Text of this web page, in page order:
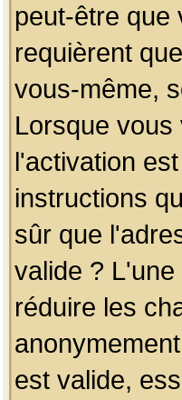
peut-être que
requièrent
vous-même,
Lorsque
l'activation
instructions
sûr que
valide ?
réduire les
est valide,